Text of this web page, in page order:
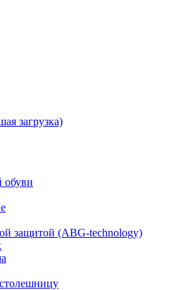
загрузка)
обуви
защитой (ABG-technology)